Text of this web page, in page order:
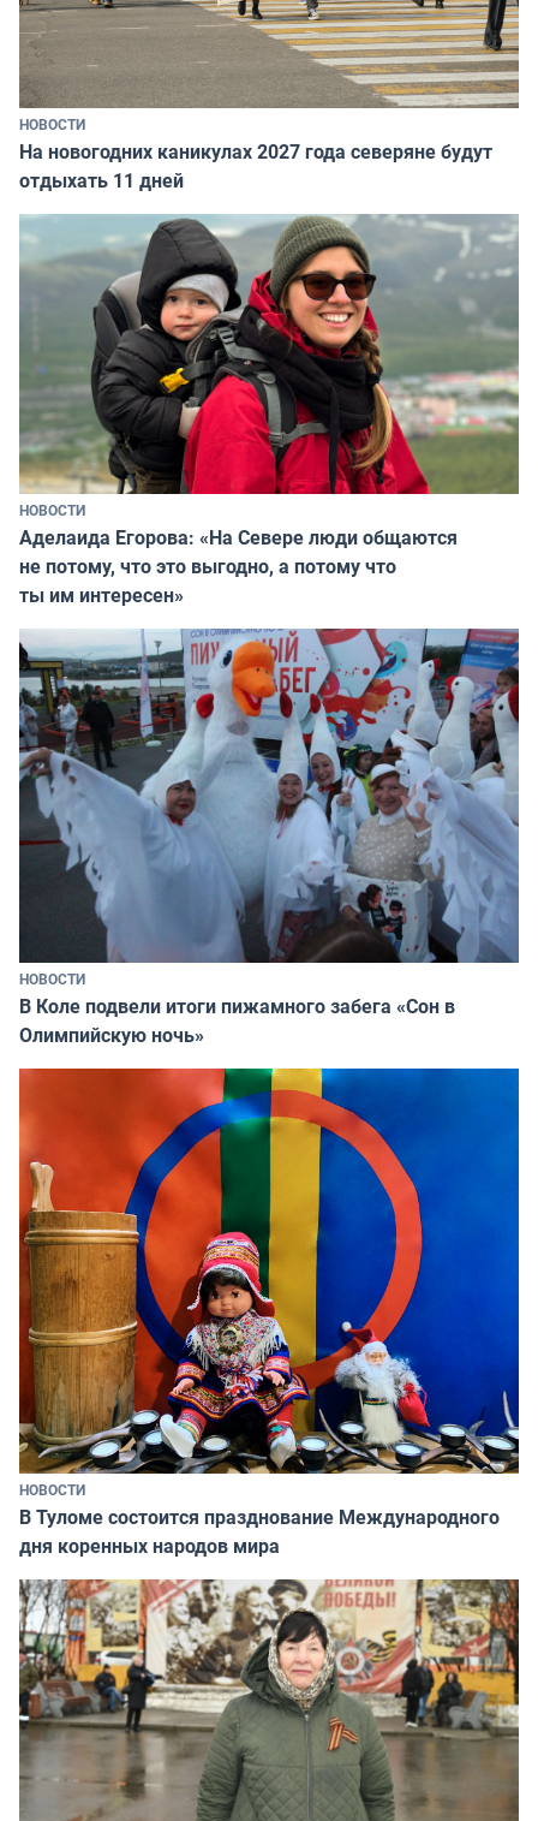
НОВОСТИ
На новогодних каникулах 2027 года северяне будут
отдыхать 11 дней
НОВОСТИ
Аделаида Егорова: «На Севере люди общаются
не потому, что это выгодно, а потому что
ты им интересен»
НОВОСТИ
В Коле подвели итоги пижамного забега «Сон в
Олимпийскую ночь»
НОВОСТИ
В Туломе состоится празднование Международного
дня коренных народов мира